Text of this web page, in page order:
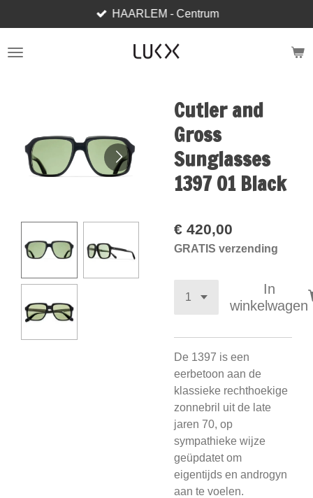
direct
naar
HAARLEM - Centrum
Cutler and
Gross
Sunglasses
1397 01 Black
€ 420,00
GRATIS verzending
In
winkelwagen
De 1397 is een
eerbetoon aan de
klassieke rechthoekige
zonnebril uit de late
jaren 70, op
sympathieke wijze
geüpdatet om
eigentijds en androgyn
aan te voelen.